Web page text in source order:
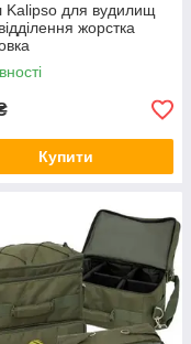
Kalipso для вудилищ
жорстка
Купити